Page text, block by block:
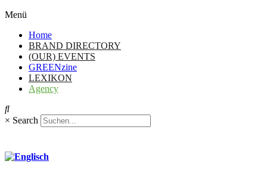
Menü
Home
BRAND DIRECTORY
(OUR) EVENTS
GREENzine
LEXIKON
Agency
× Search